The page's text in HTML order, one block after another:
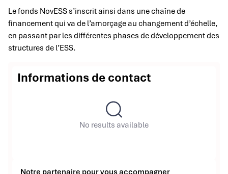
Le fonds NovESS s’inscrit ainsi dans une chaîne de
financement qui va de l’amorçage au changement d’échelle,
en passant par les différentes phases de développement des
structures de l’ESS.
Informations de contact
No results available